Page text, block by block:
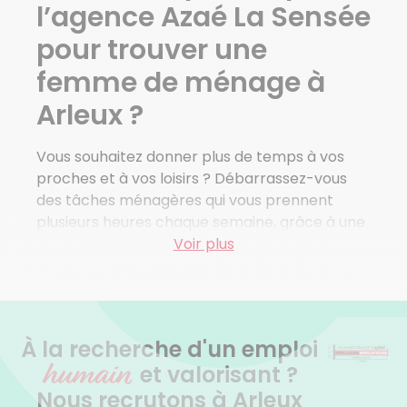
Aubigny Au Bac
Voir plus de villes
l’agence Azaé La Sensée
pour trouver une
femme de ménage à
Arleux ?
Vous souhaitez donner plus de temps à vos
proches et à vos loisirs ? Débarrassez-vous
des tâches ménagères qui vous prennent
plusieurs heures chaque semaine, grâce à une
femme de ménage à Arleux
rendez-vous d’évaluation gratuitavant la
première prestation : ce premier échange
permet decerner vos attenteset de
Voir plus
À la recherche d'un emploi
humain et valorisant ?
Nous recrutons à Arleux